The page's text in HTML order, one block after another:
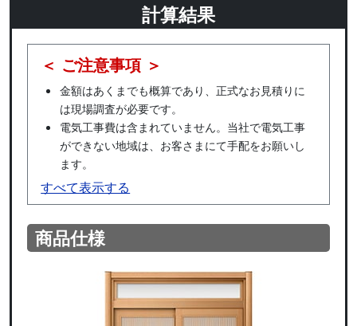
計算結果
＜ ご注意事項 ＞
金額はあくまでも概算であり、正式なお見積りに
は現場調査が必要です。
電気工事費は含まれていません。当社で電気工事
ができない地域は、お客さまにて手配をお願いし
ます。
すべて表示する
商品仕様